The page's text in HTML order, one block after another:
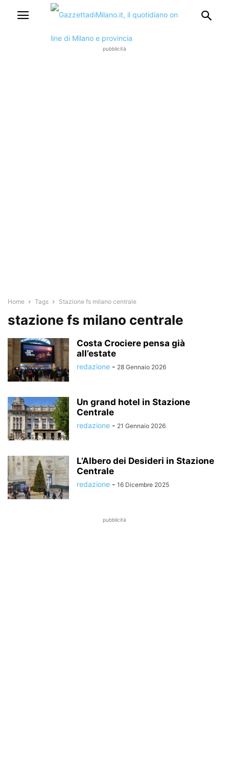
pubblicità
Home Tags Stazione fs milano centrale
stazione fs milano centrale
Costa Crociere pensa già
all’estate
redazione - 28 Gennaio 2026
Un grand hotel in Stazione
Centrale
redazione - 21 Gennaio 2026
L’Albero dei Desideri in Stazione
Centrale
redazione - 16 Dicembre 2025
pubblicità